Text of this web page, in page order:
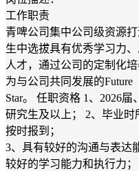
工作职责
青啤公司集中公司级资源
生中选拔具有优秀学习力
人才，通过公司的定制化
为与公司共同发展的Future
Star。 任职资格 1、2026
研究生及以上； 2、毕业
按时报到；
3、具有较好的沟通与表达
较好的学习能力和执行力